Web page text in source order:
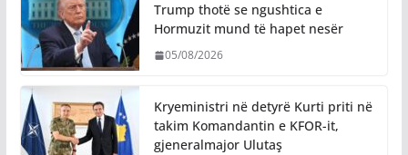
Trump thotë se ngushtica e
Hormuzit mund të hapet nesër
05/08/2026
Kryeministri në detyrë Kurti priti në
takim Komandantin e KFOR-it,
gjeneralmajor Ulutaş